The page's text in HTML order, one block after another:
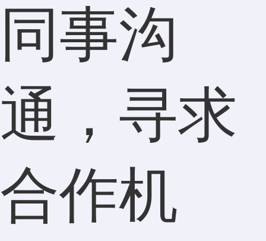
同事沟
通，寻求
合作机